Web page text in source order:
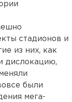
стадионов и
из них, как
дислокацию,
были
мега-